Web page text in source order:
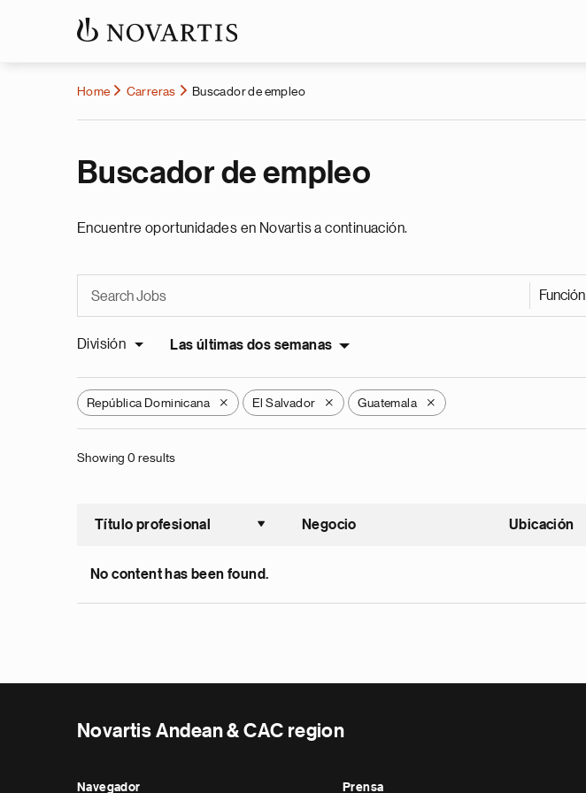
Home Carreras Buscador de empleo
Buscador de empleo
Encuentre oportunidades en Novartis a continuación.
Función
División Las últimas dos semanas
República Dominicana X El Salvador X Guatemala X
Showing 0 results
Título profesional
Ordenar ascendente
Negocio Ubicación
No content has been found.
Novartis Andean & CAC region
Navegador Prensa